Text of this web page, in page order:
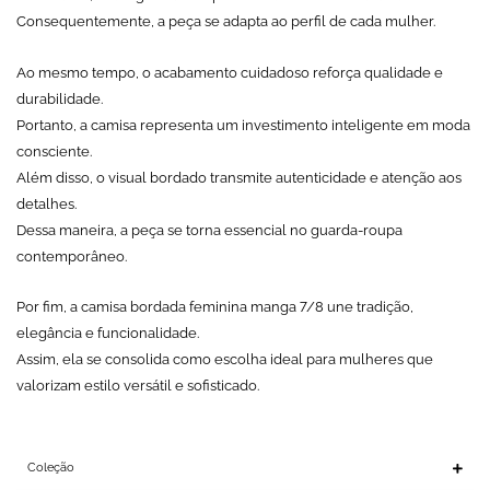
Consequentemente, a peça se adapta ao perfil de cada mulher.
Ao mesmo tempo, o acabamento cuidadoso reforça qualidade e
durabilidade.
Portanto, a camisa representa um investimento inteligente em moda
consciente.
Além disso, o visual bordado transmite autenticidade e atenção aos
detalhes.
Dessa maneira, a peça se torna essencial no guarda-roupa
contemporâneo.
Por fim, a camisa bordada feminina manga 7/8 une tradição,
elegância e funcionalidade.
Assim, ela se consolida como escolha ideal para mulheres que
valorizam estilo versátil e sofisticado.
Coleção